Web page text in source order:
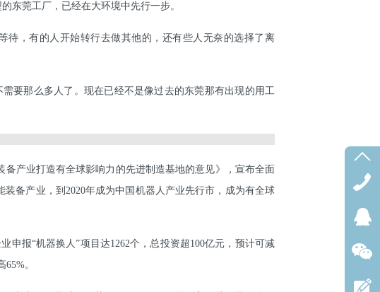
东莞工厂，已经在大环境中先行一步。
待，有的人开始转行去做其他的，还有些人无奈的选择了离
要那么多人了。现在已经不是像过去的东莞那有出现的用工
产业打造有全球影响力的先进制造基地的意见》，宣布全面
备产业，到2020年成为中国机器人产业先行市，成为有全球
申报“机器换人”项目达1262个，总投资超100亿元，预计可减
。